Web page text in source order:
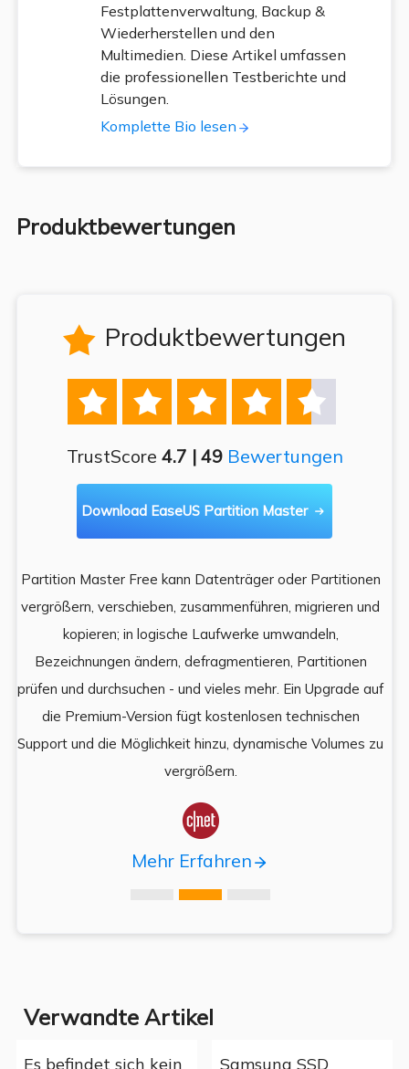
Festplattenverwaltung, Backup &
Wiederherstellen und den
Multimedien. Diese Artikel umfassen
die professionellen Testberichte und
Lösungen.
Komplette Bio lesen
Produktbewertungen
 Produktbewertungen
    
TrustScore 4.7 | 49 Bewertungen
Download EaseUS Partition Master 
Partition Master Free kann Datenträger oder Partitionen
vergrößern, verschieben, zusammenführen, migrieren und
kopieren; in logische Laufwerke umwandeln,
Bezeichnungen ändern, defragmentieren, Partitionen
prüfen und durchsuchen - und vieles mehr. Ein Upgrade auf
die Premium-Version fügt kostenlosen technischen
Support und die Möglichkeit hinzu, dynamische Volumes zu
vergrößern.

Mehr Erfahren
Verwandte Artikel
Es befindet sich kein Samsung SSD